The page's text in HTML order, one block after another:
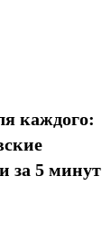
каждого:
за 5 минут